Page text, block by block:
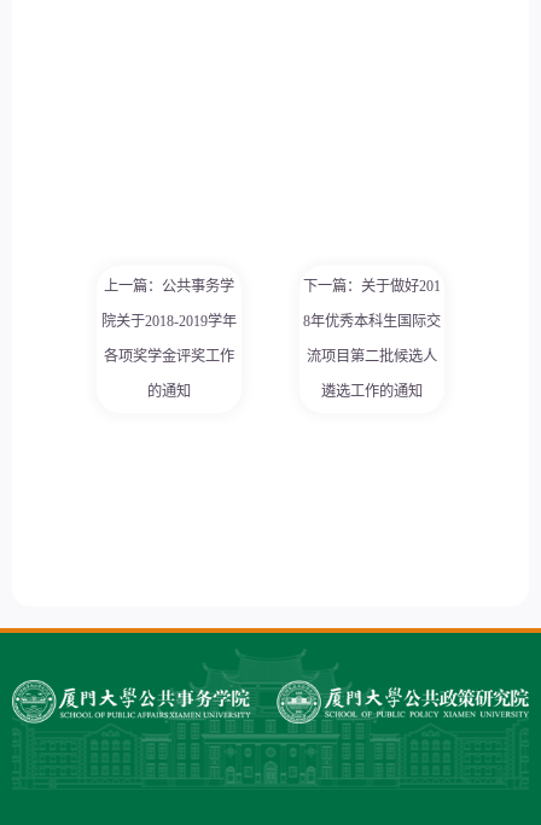
上一篇：公共事务学
院关于2018-2019学年
各项奖学金评奖工作
的通知
下一篇：关于做好201
8年优秀本科生国际交
流项目第二批候选人
遴选工作的通知